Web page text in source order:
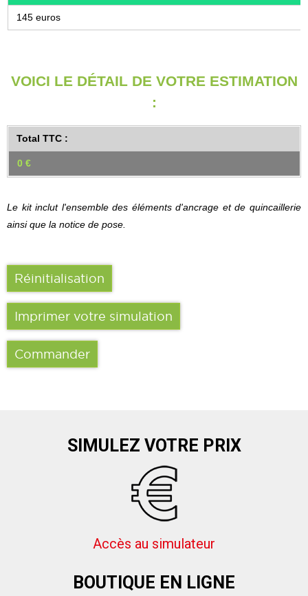
145 euros
VOICI LE DÉTAIL DE VOTRE ESTIMATION
:
Total TTC :
0 €
Le kit inclut l'ensemble des éléments d'ancrage et de quincaillerie
ainsi que la notice de pose.
Réinitialisation
Imprimer votre simulation
Commander
SIMULEZ VOTRE PRIX
Accès au simulateur
BOUTIQUE EN LIGNE